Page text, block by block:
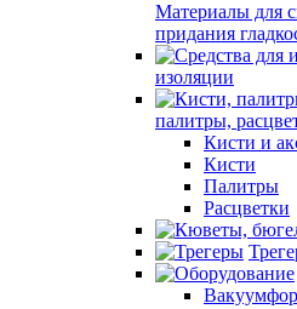
Материалы для
придания
изоляции
палитры,
Кисти и
Кисти
Палитры
Расцветки